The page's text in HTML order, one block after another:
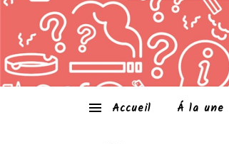
Accueil Á la une